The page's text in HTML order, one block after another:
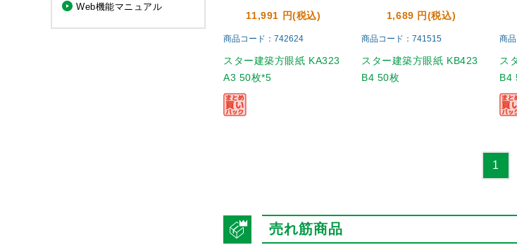
Web機能マニュアル
11,991 円(税込)
商品コード：742624
スター建築方眼紙 KA323
A3 50枚*5
1,689 円(税込)
商品コード：741515
スター建築方眼紙 KB423
B4 50枚
商
ス
B4
1
売れ筋商品